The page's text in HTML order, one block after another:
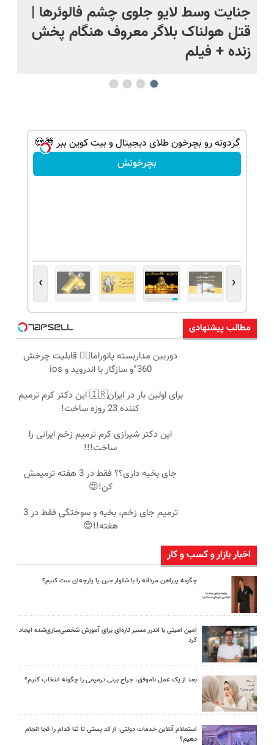
جنایت وسط لایو جلوی چشم فالوئرها |
قتل هولناک بلاگر معروف هنگام پخش
زنده + فیلم
گردونه رو بچرخون طلای دیجیتال و بیت کوین ببر 🎁😍
بچرخونش
‹
›
مطالب پیشنهادی
دوربین مداربسته پانوراما👈🏻 قابلیت چرخش
360°و سازگار با اندروید و ios
برای اولین بار در ایران🇮🇷 این دکتر کرم ترمیم
کننده 23 روزه ساخت!
این دکتر شیرازی کرم ترمیم زخم ایرانی را
ساخت!!!
جای بخیه داری؟؟ فقط در 3 هفته ترمیمش
کن!😍
ترمیم جای زخم، بخیه و سوختگی فقط در 3
هفته!!😍
اخبار بازار و کسب و کار
چگونه پیراهن مردانه را با شلوار جین یا پارچه‌ای ست کنیم؟
امین امینی با اندرز مسیر تازه‌ای برای آموزش شخصی‌سازی‌شده ایجاد
کرد
بعد از یک عمل ناموفق، جراح بینی ترمیمی را چگونه انتخاب کنیم؟
استعلام آنلاین خدمات دولتی: از کد پستی تا ثنا کدام را کجا انجام
دهیم؟